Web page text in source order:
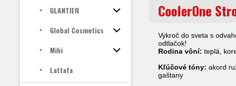
GLANTIER
Global Cosmetics
Mihi
Lattafa
CoolerOne
Vykroč do sveta s
odtlačok!
Rodina vôní: teplá,
Kľúčové tóny: akord
gaštany